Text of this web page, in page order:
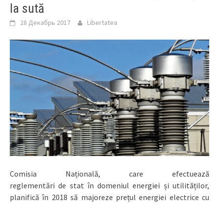
la sută
28 Декабрь 2017 Libertatea
Comisia Națională, care efectuează
reglementări de stat în domeniul energiei și utilităților,
planifică în 2018 să majoreze prețul energiei electrice cu